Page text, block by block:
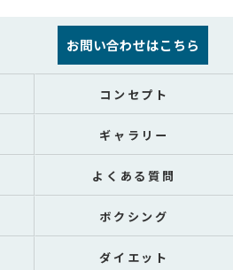
お問い合わせはこちら
コンセプト
ギャラリー
よくある質問
ボクシング
ダイエット